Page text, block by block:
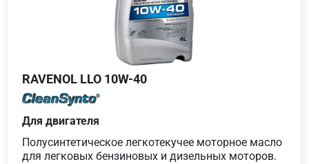
RAVENOL LLO 10W-40
Для двигателя
Полусинтетическое легкотекучее моторное масло
для легковых бензиновых и дизельных моторов.